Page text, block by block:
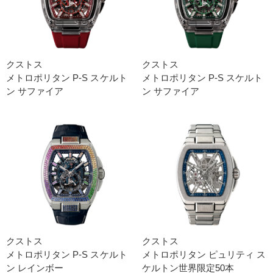
クストス
メトロポリタン P-S スケルト
ン サファイア
クストス
メトロポリタン P-S スケルト
ン サファイア
クストス
メトロポリタン P-S スケルト
ン レインボー
クストス
メトロポリタン ピュリティ ス
ケルトン世界限定50本